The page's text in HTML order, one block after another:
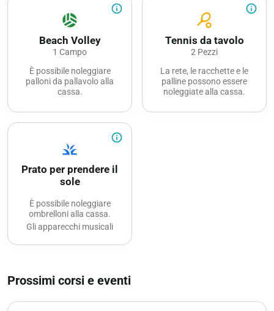
info_outline
sports_volleyball
Beach Volley
1 Campo
È possibile noleggiare
palloni da pallavolo alla
cassa.
info_outline
sports_tennis
Tennis da tavolo
2 Pezzi
La rete, le racchette e le
palline possono essere
noleggiate alla cassa.
info_outline
grass
Prato per prendere il
sole
È possibile noleggiare
ombrelloni alla cassa.
Gli apparecchi musicali
solo con le cuffie.
ruscello e il campo da
Prossimi corsi e eventi